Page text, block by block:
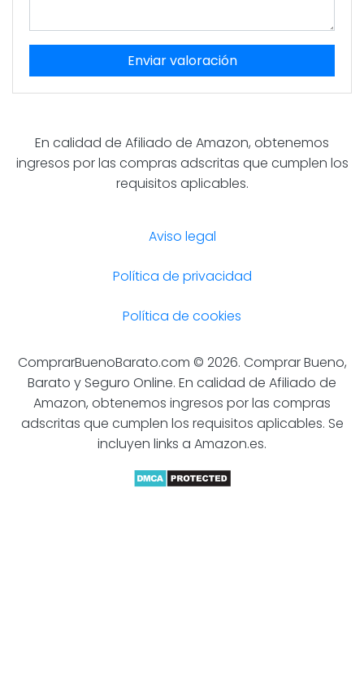
Enviar valoración
En calidad de Afiliado de Amazon, obtenemos
ingresos por las compras adscritas que cumplen los
requisitos aplicables.
Aviso legal
Política de privacidad
Política de cookies
ComprarBuenoBarato.com © 2026. Comprar Bueno,
Barato y Seguro Online. En calidad de Afiliado de
Amazon, obtenemos ingresos por las compras
adscritas que cumplen los requisitos aplicables. Se
incluyen links a Amazon.es.